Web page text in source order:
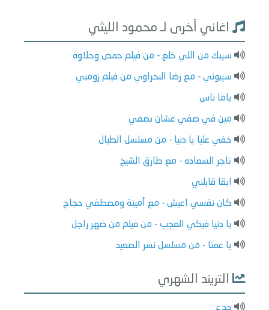
اغاني أخرى لـ محمود الليثي
سيبك من اللي خلع - من فيلم حمص وحلاوة
سيبوني - مع رضا البحراوي من فيلم زومبي
ياما ناس
مين في صفي عشان بصفي
خفي عليا يا دنيا - من مسلسل الطبال
تاجر السعاده - مع طارق الشيخ
ابقا قابلني
كان نفسي اعيش - مع أمينة ومصطفي حجاج
يا دنيا فيكي العجب - من فيلم من ضهر راجل
يا عمنا - من مسلسل نسر الصعيد
التريند الشهري
جدع